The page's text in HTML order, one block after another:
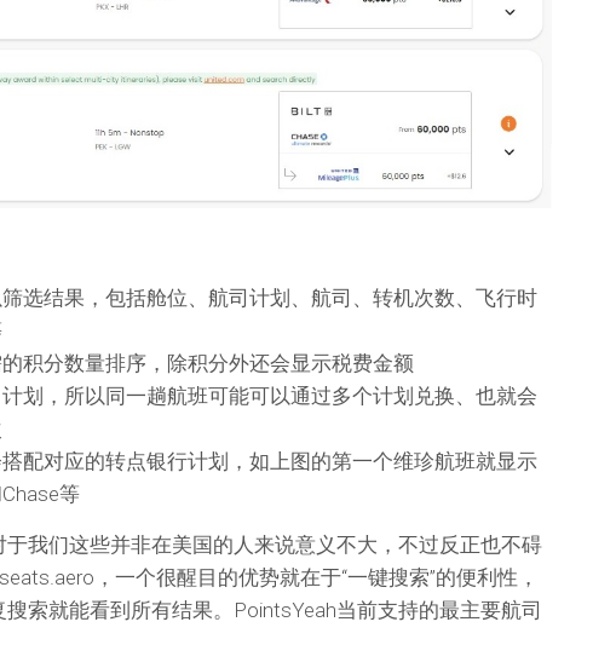
选结果，包括舱位、航司计划、航司、转机次数、飞行时
积分数量排序，除积分外还会显示税费金额
划，所以同一趟航班可能可以通过多个计划兑换、也就会
配对应的转点银行计划，如上图的第一个维珍航班就显示
等
于我们这些并非在美国的人来说意义不大，不过反正也不碍
，一个很醒目的优势就在于“一键搜索”的便利性，
索就能看到所有结果。PointsYeah当前支持的最主要航司